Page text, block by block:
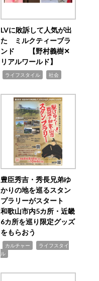
LVに敗訴して人気が出
た ミルクティーブラ
ンド 【野村義樹✕
リアルワールド】
ライフスタイル 社会
豊臣秀吉・秀長兄弟ゆ
かりの地を巡るスタン
プラリーがスタート
和歌山市内5カ所・近畿
6カ所を巡り限定グッズ
をもらおう
カルチャー
ライフスタイ
ル